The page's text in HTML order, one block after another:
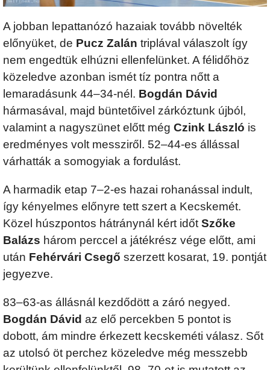
A jobban lepattanózó hazaiak tovább növelték
előnyüket, de Pucz Zalán triplával válaszolt így
nem engedtük elhúzni ellenfelünket. A félidőhöz
közeledve azonban ismét tíz pontra nőtt a
lemaradásunk 44–34-nél. Bogdán Dávid
hármasával, majd büntetőivel zárkóztunk újból,
valamint a nagyszünet előtt még Czink László is
eredményes volt messziről. 52–44-es állással
várhatták a somogyiak a fordulást.
A harmadik etap 7–2-es hazai rohanással indult,
így kényelmes előnyre tett szert a Kecskemét.
Közel húszpontos hátránynál kért időtSzőke
Balázs három perccel a játékrész vége előtt, ami
után Fehérvári Csegő szerzett kosarat, 19. pontját
jegyezve.
83–63-as állásnál kezdődött a záró negyed.
Bogdán Dávid az elő percekben 5 pontot is
dobott, ám mindre érkezett kecskeméti válasz. Sőt
az utolsó öt perchez közeledve még messzebb